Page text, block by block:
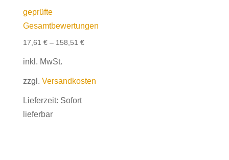
Bewertet mit
5.00
von 5
geprüfte
Gesamtbewertungen
17,61 €– 158,51 €
inkl. MwSt.
zzgl. Versandkosten
Lieferzeit: Sofort
lieferbar